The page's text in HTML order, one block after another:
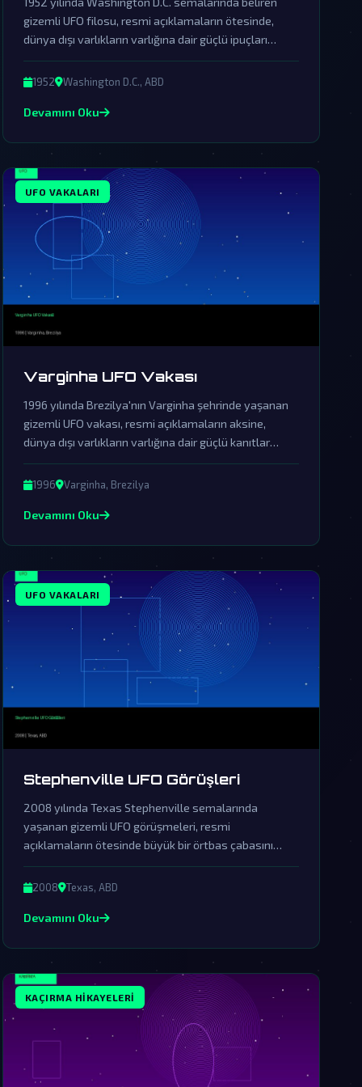
gizemli UFO filosu, resmi açıklamaların ötesinde,
dünya dışı varlıkların varlığına dair güçlü ipuçları
sunuyor. Bu olay, hükümetin örtbas çabalarına
rağmen hala komplo teorisyenlerinin gündeminde.
1952 Washington D.C., ABD
Devamını Oku
UFO VAKALARI
Varginha UFO Vakası
1996 yılında Brezilya'nın Varginha şehrinde yaşanan
gizemli UFO vakası, resmi açıklamaların aksine,
dünya dışı varlıkların varlığına dair güçlü kanıtlar
sunuyor. Hükümetin bu olayı örtbas etmek için
başlattığı girişimler, gerçekleri saklamak için devasa
1996 Varginha, Brezilya
Devamını Oku
UFO VAKALARI
Stephenville UFO Görüşleri
2008 yılında Texas Stephenville semalarında
yaşanan gizemli UFO görüşmeleri, resmi
açıklamaların ötesinde büyük bir örtbas çabasını
ortaya koyuyor. Bu olay, dünya dışı ziyaretçilerin
varlığını somut delillerle destekleyen en çarpıcı
2008 Texas, ABD
Devamını Oku
KAÇIRMA HIKAYELERI